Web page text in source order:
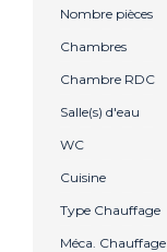
Nombre pièces
Chambres
Chambre RDC
Salle(s) d'eau
WC
Cuisine
Type Chauffage
Méca. Chauffage